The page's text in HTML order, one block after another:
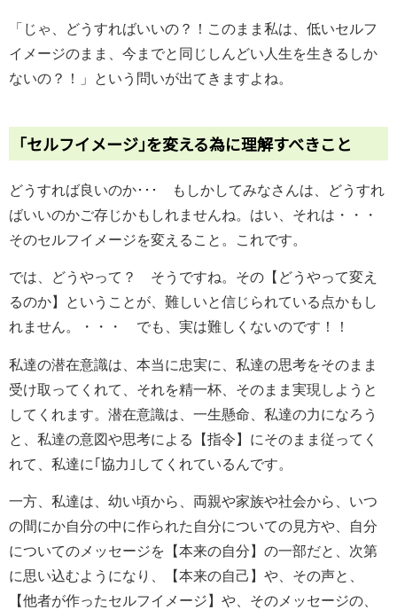
「じゃ、どうすればいいの？！このまま私は、低いセルフ
イメージのまま、今までと同じしんどい人生を生きるしか
ないの？！」という問いが出てきますよね。
｢セルフイメージ｣を変える為に理解すべきこと
どうすれば良いのか･･･ もしかしてみなさんは、どうすれ
ばいいのかご存じかもしれませんね。はい、それは・・・
そのセルフイメージを変えること。これです。
では、どうやって？ そうですね。その【どうやって変え
るのか】ということが、難しいと信じられている点かもし
れません。・・・ でも、実は難しくないのです！！
私達の潜在意識は、本当に忠実に、私達の思考をそのまま
受け取ってくれて、それを精一杯、そのまま実現しようと
してくれます。潜在意識は、一生懸命、私達の力になろう
と、私達の意図や思考による【指令】にそのまま従ってく
れて、私達に｢協力｣してくれているんです。
一方、私達は、幼い頃から、両親や家族や社会から、いつ
の間にか自分の中に作られた自分についての見方や、自分
についてのメッセージを【本来の自分】の一部だと、次第
に思い込むようになり、【本来の自己】や、その声と、
【他者が作ったセルフイメージ】や、そのメッセージの、